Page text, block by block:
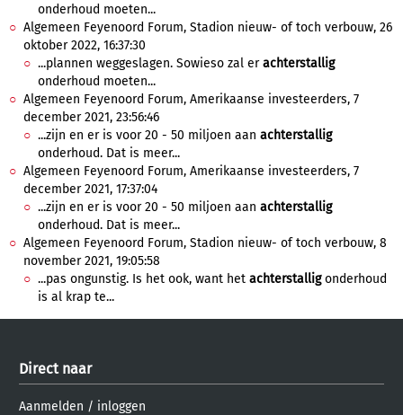
onderhoud moeten...
Algemeen Feyenoord Forum, Stadion nieuw- of toch verbouw, 26
oktober 2022, 16:37:30
...plannen weggeslagen. Sowieso zal erachterstallig
onderhoud moeten...
Algemeen Feyenoord Forum, Amerikaanse investeerders, 7
december 2021, 23:56:46
...zijn en er is voor 20 - 50 miljoen aan achterstallig
onderhoud. Dat is meer...
Algemeen Feyenoord Forum, Amerikaanse investeerders, 7
december 2021, 17:37:04
...zijn en er is voor 20 - 50 miljoen aan achterstallig
onderhoud. Dat is meer...
Algemeen Feyenoord Forum, Stadion nieuw- of toch verbouw, 8
november 2021, 19:05:58
...pas ongunstig. Is het ook, want het achterstalligonderhoud
is al krap te...
Direct naar
Aanmelden / inloggen